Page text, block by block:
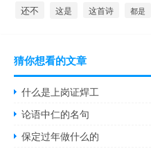
还不 这是 这首诗 都是
猜你想看的文章
什么是上岗证焊工
论语中仁的名句
保定过年做什么的